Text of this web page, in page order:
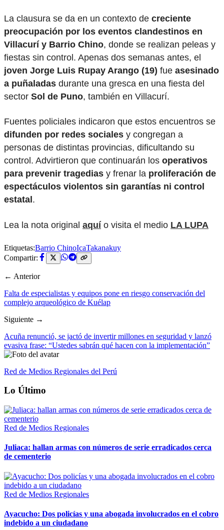
La clausura se da en un contexto de creciente
preocupación por los eventos clandestinos en
Villacurí y Barrio Chino, donde se realizan peleas y
fiestas sin control. Apenas dos semanas antes, el
joven Jorge Luis Rupay Arango (19) fue asesinado
a puñaladas durante una gresca en una fiesta del
sector Sol de Puno, también en Villacurí.
Fuentes policiales indicaron que estos encuentros se
difunden por redes sociales y congregan a
personas de distintas provincias, dificultando su
control. Advirtieron que continuarán los operativos
para prevenir tragedias y frenar la proliferación de
espectáculos violentos sin garantías ni control
estatal .
Lea la nota original aquío visita el medio LA LUPA
Etiquetas:Barrio ChinoIcaTakanakuy
Compartir:
← Anterior
Falta de especialistas y equipos pone en riesgo conservación del
complejo arqueológico de Kuélap
Siguiente →
Acuña renunció, se jactó de invertir millones en seguridad y lanzó
evasiva frase: “Ustedes sabrán qué hacen con la implementación”
Red de Medios Regionales del Perú
Lo Último
Red de Medios Regionales
Juliaca: hallan armas con números de serie erradicados cerca
de cementerio
Red de Medios Regionales
Ayacucho: Dos policías y una abogada involucrados en el cobro
indebido a un ciudadano